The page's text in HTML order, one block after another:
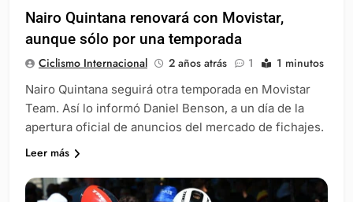
Nairo Quintana renovará con Movistar,
aunque sólo por una temporada
Ciclismo Internacional 2 años atrás 1 1 minutos
Nairo Quintana seguirá otra temporada en Movistar
Team. Así lo informó Daniel Benson, a un día de la
apertura oficial de anuncios del mercado de fichajes.
Leer más